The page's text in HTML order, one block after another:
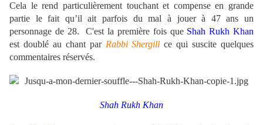
Cela le rend particulièrement touchant et compense en grande
partie le fait qu’il ait parfois du mal à jouer à 47 ans un
personnage de 28.
C'est la première fois que Shah Rukh Khan
est doublé au chant par Rabbi Shergill ce qui suscite quelques
commentaires réservés.
Shah Rukh Khan